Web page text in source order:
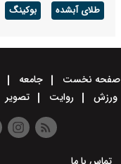
طلای آبشده بوکینگ
صفحه نخست جامعه
ورزش
روایت تصویر